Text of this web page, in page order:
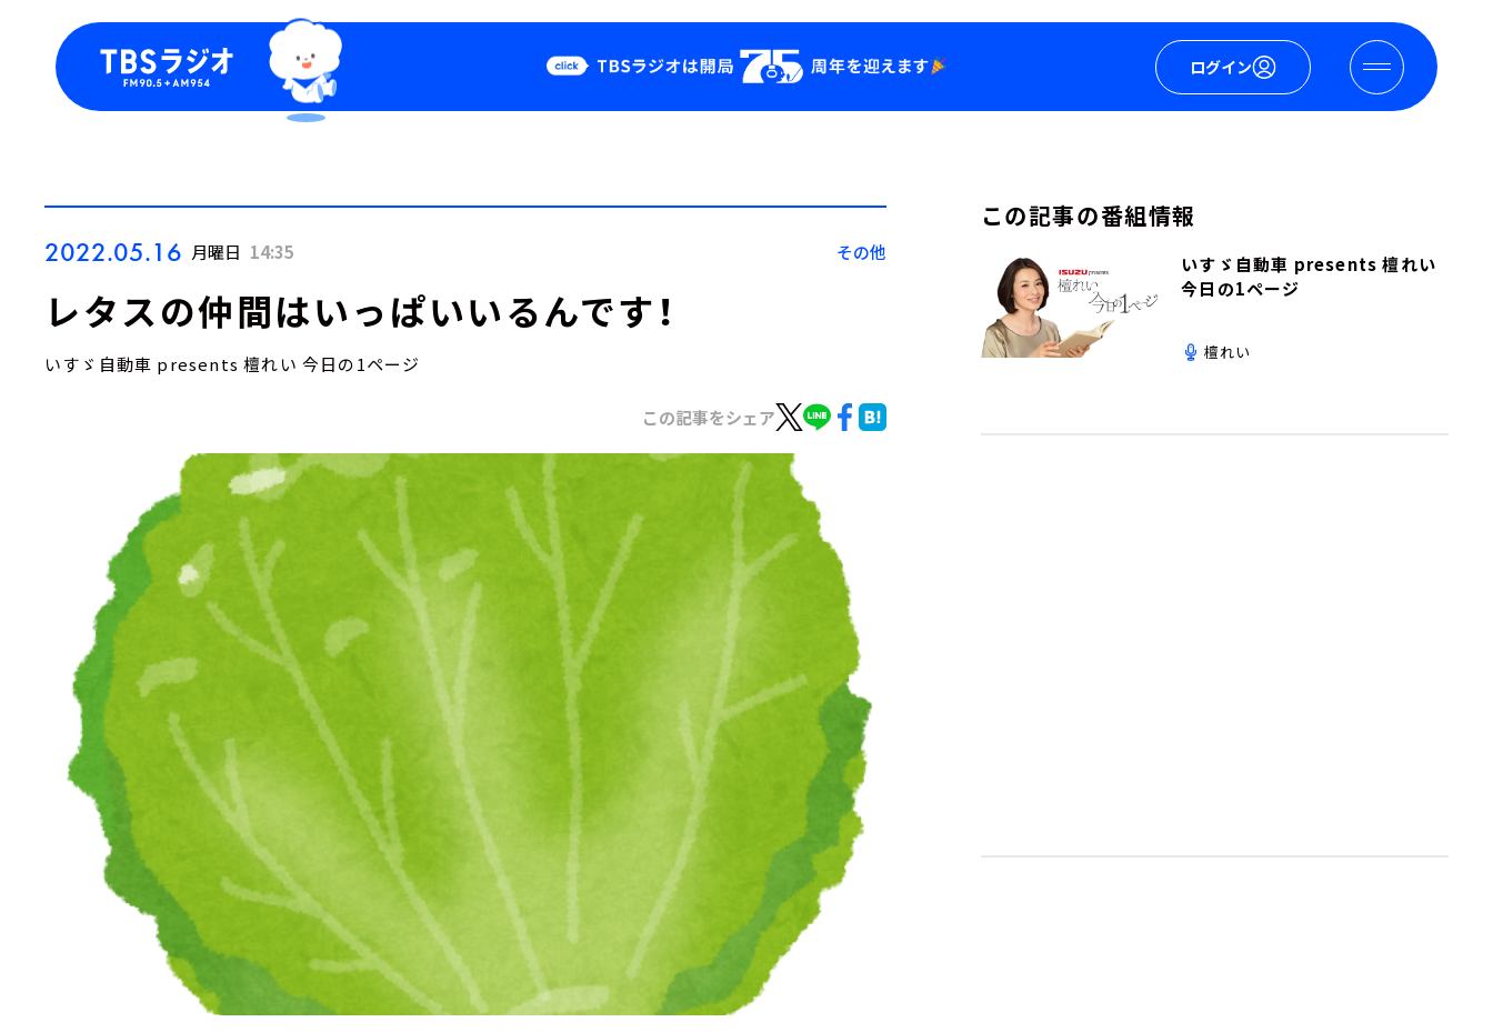
ログイン
Podcast
YouTube
2022.05.16 月曜日 14:35 その他
レタスの仲間はいっぱいいるんです！
いすゞ自動車 presents 檀れい 今日の1ページ
この記事をシェア
この記事の番組情報
いすゞ自動車 presents 檀れい
今日の1ページ
檀れい